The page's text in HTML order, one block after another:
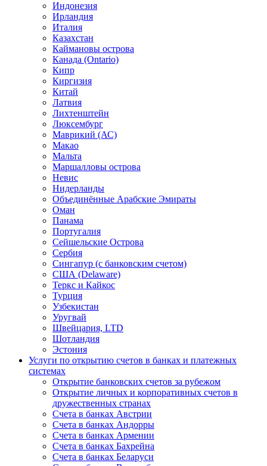
Индонезия
Ирландия
Италия
Казахстан
Каймановы острова
Канада (Ontario)
Кипр
Киргизия
Китай
Латвия
Лихтенштейн
Люксембург
Маврикий (АС)
Макао
Мальта
Маршалловы острова
Нeвис
Нидерланды
Объединённые Арабские Эмираты
Оман
Панама
Португалия
Сейшельские Острова
Сербия
Сингапур (c банковским счетом)
США (Delaware)
Теркс и Кайкос
Турция
Узбекистан
Уругвай
Швейцария, LTD
Шотландия
Эстония
Услуги по открытию счетов в банках и платежных
системах
Открытие банковских счетов за рубежом
Открытие личных и корпоративных счетов в
дружественных странах
Счета в банках Австрии
Счета в банках Андорры
Счета в банках Армении
Счета в банках Бахрейна
Счета в банках Беларуси